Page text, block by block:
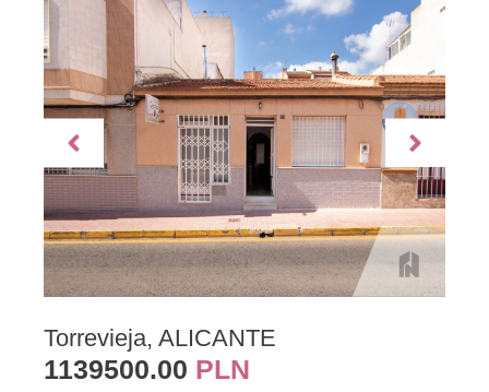
Torrevieja, ALICANTE
1139500.00 PLN